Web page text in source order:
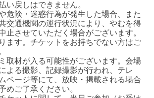
い戻しはできません。
危険・迷惑行為が発生した場合、また
交通機関の運行状況により、やむを得
止させていただく場合がございます。
ます。チケットをお持ちでない方はご
取材が入る可能性がございます。会場
よる撮影、記録撮影が行われ、テレ
ページ等にて、放映・掲載される場合
めご了承ください。